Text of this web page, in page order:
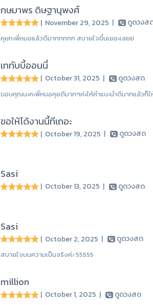
กษมาพร ดิษฐานุพงศ์
| November 29, 2025 | ดูดวงส
คุยกะพี่หมอแล้วดีมากกกกก สบายใจขึ้นเยอะเลยย
เททับบี้ออนนี่
| October 31, 2025 | ดูดวงสด
ขอบคุณนะคะพี่หมอคุยดีมากๆค่ะให้คำแนะนำดีมากแล้วก็
ขอให้ได้งานนี้ทีเถอะ
| October 19, 2025 | ดูดวงสด
Sasi
| October 13, 2025 | ดูดวงสด
Sasi
| October 2, 2025 | ดูดวงสด
สบายใจบนความเป็นจริงค่ะ 55555
million
| October 1, 2025 | ดูดวงสด